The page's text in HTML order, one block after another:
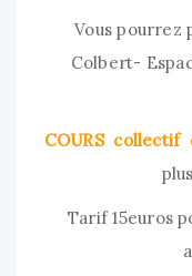
Vous pourrez
Colbert-
COURS collectif
Tarif 15euros